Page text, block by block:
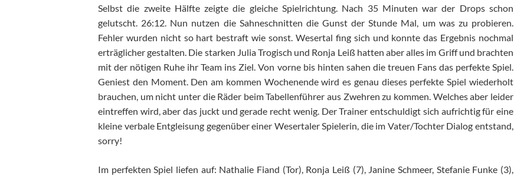
Selbst die zweite Hälfte zeigte die gleiche Spielrichtung. Nach 35 Minuten war der Drops schon
gelutscht. 26:12. Nun nutzen die Sahneschnitten die Gunst der Stunde Mal, um was zu probieren.
Fehler wurden nicht so hart bestraft wie sonst. Wesertal fing sich und konnte das Ergebnis nochmal
erträglicher gestalten. Die starken Julia Trogisch und Ronja Leiß hatten aber alles im Griff und brachten
mit der nötigen Ruhe ihr Team ins Ziel. Von vorne bis hinten sahen die treuen Fans das perfekte Spiel.
Geniest den Moment. Den am kommen Wochenende wird es genau dieses perfekte Spiel wiederholt
brauchen, um nicht unter die Räder beim Tabellenführer aus Zwehren zu kommen. Welches aber leider
eintreffen wird, aber das juckt und gerade recht wenig. Der Trainer entschuldigt sich aufrichtig für eine
kleine verbale Entgleisung gegenüber einer Wesertaler Spielerin, die im Vater/Tochter Dialog entstand,
sorry!
Im perfekten Spiel liefen auf: Nathalie Fiand (Tor), Ronja Leiß (7), Janine Schmeer, Stefanie Funke (3),